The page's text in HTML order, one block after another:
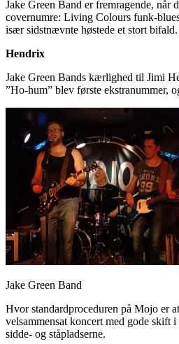
Jake Green Band er fremragende, når
covernumre: Living Colours funk-
især sidstnævnte høstede et stort bifald.
Hendrix
Jake Green Bands kærlighed til Jimi
”Ho-hum” blev første ekstranummer,
Jake Green Band
Hvor standardproceduren på Mojo er
velsammensat koncert med gode skift
sidde- og ståpladserne.